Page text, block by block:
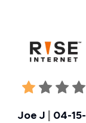
Joe J | 04-